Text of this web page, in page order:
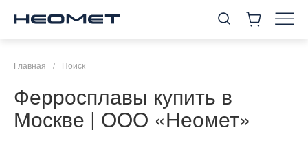
Главная / Поиск
Ферросплавы купить в
Москве | ООО «Неомет»